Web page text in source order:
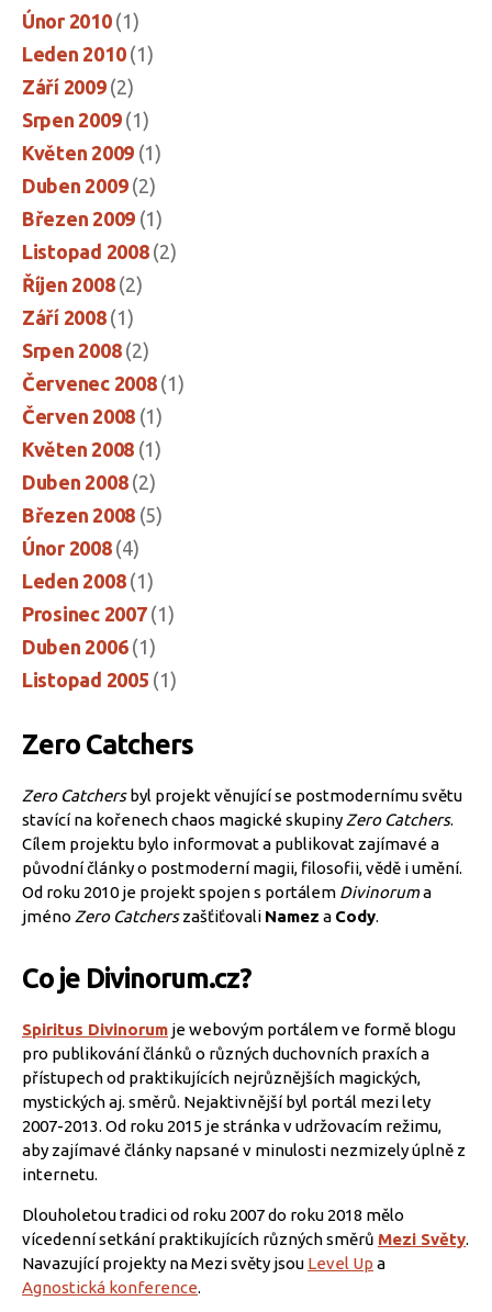
Únor 2010(1)
Leden 2010(1)
Září 2009(2)
Srpen 2009(1)
Květen 2009 (1)
Duben 2009(2)
Březen 2009 (1)
Listopad 2008(2)
Říjen 2008(2)
Září 2008(1)
Srpen 2008(2)
Červenec 2008(1)
Červen 2008 (1)
Květen 2008 (1)
Duben 2008(2)
Březen 2008 (5)
Únor 2008(4)
Leden 2008(1)
Prosinec 2007(1)
Duben 2006(1)
Listopad 2005 (1)
Zero Catchers
Zero Catchersbyl projekt věnující se postmodernímu světu
stavící na kořenech chaos magické skupiny Zero Catchers.
Cílem projektu bylo informovat a publikovat zajímavé a
původní články o postmoderní magii, filosofii, vědě i umění.
Od roku 2010 je projekt spojen s portálem Divinoruma
jméno Zero Catcherszašťiťovali Namez a Cody.
Co je Divinorum.cz?
Spiritus Divinorum je webovým portálem ve formě blogu
pro publikování článků o různých duchovních praxích a
přístupech od praktikujících nejrůznějších magických,
mystických aj. směrů. Nejaktivnější byl portál mezi lety
2007-2013. Od roku 2015 je stránka v udržovacím režimu,
aby zajímavé články napsané v minulosti nezmizely úplně z
internetu.
Dlouholetou tradici od roku 2007 do roku 2018 mělo
vícedenní setkání praktikujících různých směrů Mezi Světy.
Navazující projekty na Mezi světy jsou Level Up a
Agnostická konference.